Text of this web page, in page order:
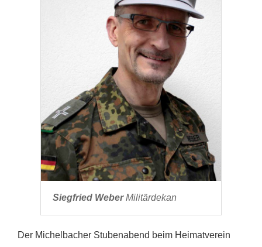
Siegfried WeberMilitärdekan
Der Michelbacher Stubenabend beim Heimatverein